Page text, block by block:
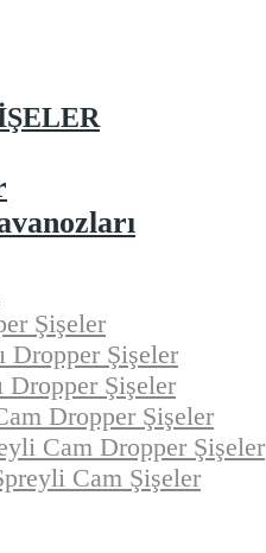
Şişeler
Dropper Şişeler
Dropper Şişeler
Dropper Şişeler
Cam Dropper Şişeler
Cam Şişeler